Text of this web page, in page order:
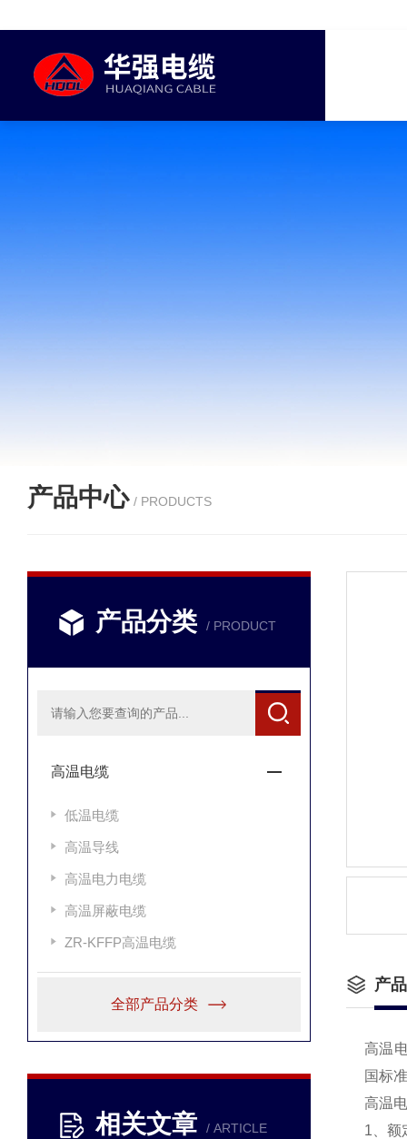
产品中心 / PRODUCTS
产品分类 / PRODUCT
高温电缆
低温电缆
高温导线
高温电力电缆
高温屏蔽电缆
ZR-KFFP高温电缆
全部产品分类
相关文章 / ARTICLE
产
高温
国标
高温
1、额